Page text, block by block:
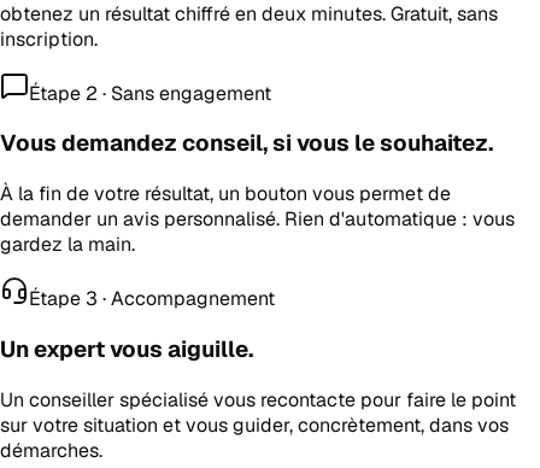
obtenez un résultat chiffré en deux minutes. Gratuit, sans
inscription.
Étape 2 · Sans engagement
Vous demandez conseil, si vous le souhaitez.
À la fin de votre résultat, un bouton vous permet de
demander un avis personnalisé. Rien d'automatique : vous
gardez la main.
Étape 3 · Accompagnement
Un expert vous aiguille.
Un conseiller spécialisé vous recontacte pour faire le point
sur votre situation et vous guider, concrètement, dans vos
démarches.